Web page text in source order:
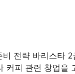
전략 바리스타 2
커피 관련 창업을